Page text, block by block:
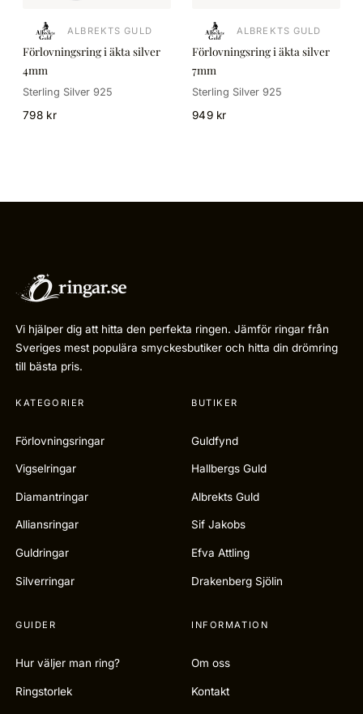
ALBREKTS GULD
Förlovningsring i äkta silver
4mm
Sterling Silver 925
798 kr
ALBREKTS GULD
Förlovningsring i äkta silver
7mm
Sterling Silver 925
949 kr
Vi hjälper dig att hitta den perfekta ringen. Jämför ringar från
Sveriges mest populära smyckesbutiker och hitta din drömring
till bästa pris.
KATEGORIER
Förlovningsringar
Vigselringar
Diamantringar
Alliansringar
Guldringar
Silverringar
BUTIKER
Guldfynd
Hallbergs Guld
Albrekts Guld
Sif Jakobs
Efva Attling
Drakenberg Sjölin
GUIDER
Hur väljer man ring?
Ringstorlek
INFORMATION
Om oss
Kontakt